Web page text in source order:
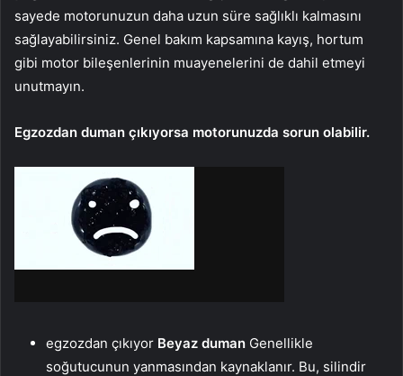
sayede motorunuzun daha uzun süre sağlıklı kalmasını
sağlayabilirsiniz. Genel bakım kapsamına kayış, hortum
gibi motor bileşenlerinin muayenelerini de dahil etmeyi
unutmayın.
Egzozdan duman çıkıyorsa motorunuzda sorun olabilir.
egzozdan çıkıyor Beyaz duman Genellikle
soğutucunun yanmasından kaynaklanır. Bu, silindir